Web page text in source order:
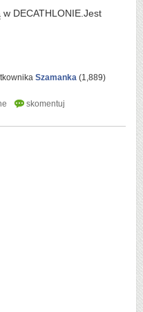
DECATHLONIE.Jest
Szamanka (1,889)